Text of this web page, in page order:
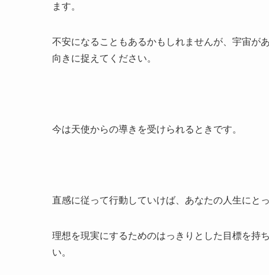
ます。
不安になることもあるかもしれませんが、宇宙が
向きに捉えてください。
今は天使からの導きを受けられるときです。
直感に従って行動していけば、あなたの人生にと
理想を現実にするためのはっきりとした目標を持
い。